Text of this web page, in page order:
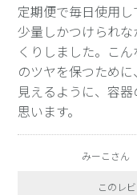
定期便で毎日使用し
少量しかつけられ
くりしました。こ
のツヤを保つため
見えるように、容
思います。
みーこさん
このレ